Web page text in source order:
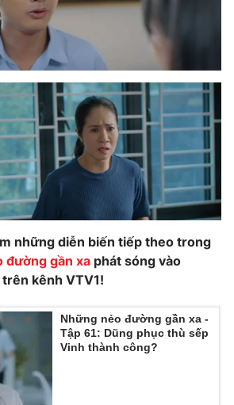
những diễn biến tiếp theo trong
đường gần xa phát sóng vào
kênh VTV1!
Những nẻo đường gần xa -
Tập 61: Dũng phục thù sếp
Vinh thành công?